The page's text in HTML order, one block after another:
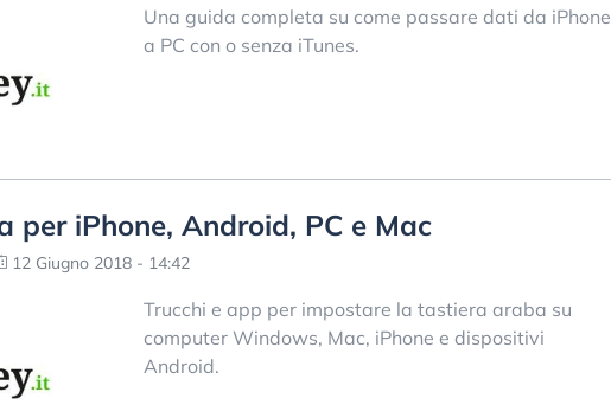
Una guida completa su come passare dati da iPhone
a PC con o senza iTunes.
per iPhone, Android, PC e Mac
12 Giugno 2018 - 14:42
Trucchi e app per impostare la tastiera araba su
computer Windows, Mac, iPhone e dispositivi
Android.